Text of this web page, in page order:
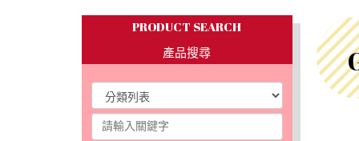
PRODUCT SEARCH
產品搜尋